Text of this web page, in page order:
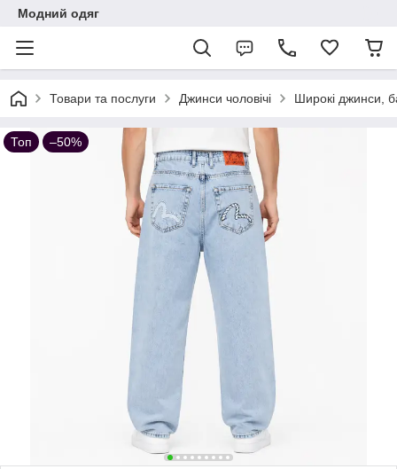
Модний одяг
Товари та послуги Джинси чоловічі Широкі джинси,
Топ –50%